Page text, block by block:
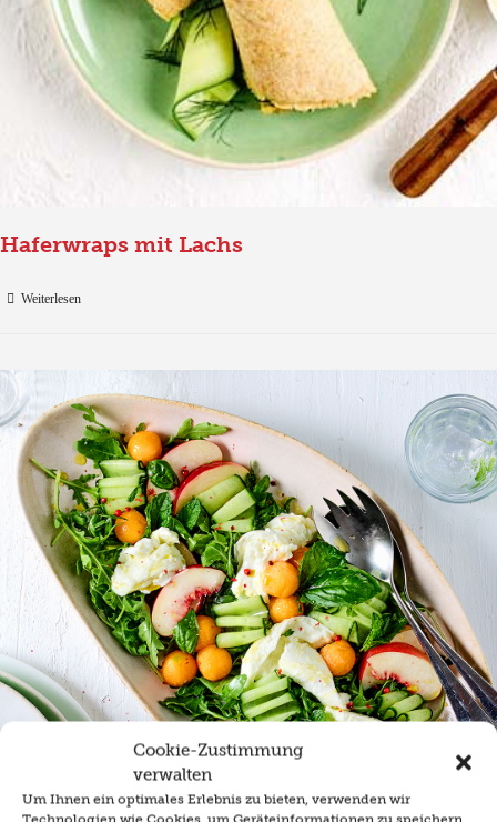
Cookie-Zustimmung
verwalten
Um Ihnen ein optimales Erlebnis zu bieten, verwenden wir
Haferwraps mit Lachs
Weiterlesen